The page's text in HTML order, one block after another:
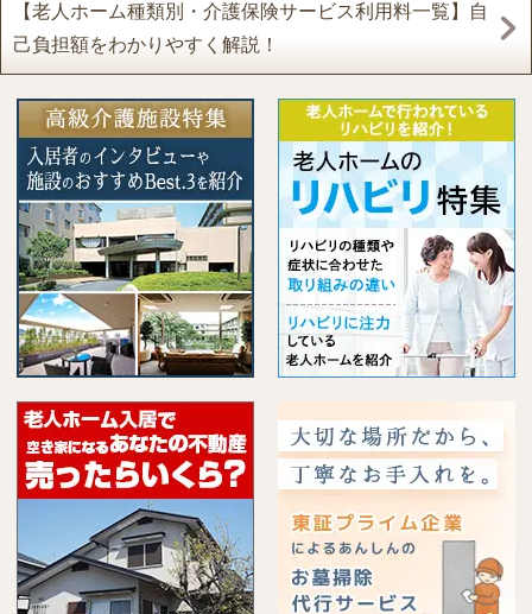
【老人ホーム種類別・介護保険サービス利用料一覧】自
己負担額をわかりやすく解説！